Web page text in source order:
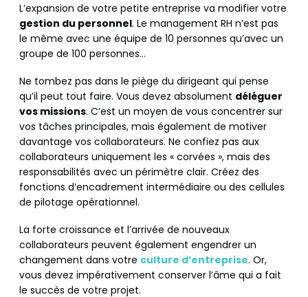
L’expansion de votre petite entreprise va modifier votre
gestion du personnel. Le management RH n’est pas
le même avec une équipe de 10 personnes qu’avec un
groupe de 100 personnes…
Ne tombez pas dans le piège du dirigeant qui pense
qu’il peut tout faire. Vous devez absolument déléguer
vos missions. C’est un moyen de vous concentrer sur
vos tâches principales, mais également de motiver
davantage vos collaborateurs. Ne confiez pas aux
collaborateurs uniquement les « corvées », mais des
responsabilités avec un périmètre clair. Créez des
fonctions d’encadrement intermédiaire ou des cellules
de pilotage opérationnel.
La forte croissance et l’arrivée de nouveaux
collaborateurs peuvent également engendrer un
changement dans votre culture d’entreprise. Or,
vous devez impérativement conserver l’âme qui a fait
le succès de votre projet.